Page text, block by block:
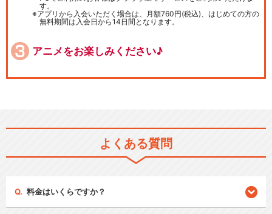
す。
アプリから入会いただく場合は、月額760円(税込)、はじめての方の
無料期間は入会日から14日間となります。
アニメをお楽しみください♪
よくある質問
料金はいくらですか？